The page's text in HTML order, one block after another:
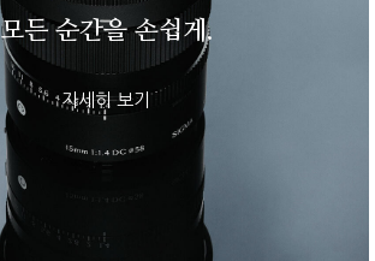
모든 순간을 손쉽게.
자세히 보기